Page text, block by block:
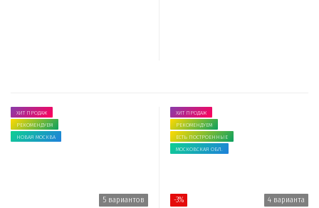
ХИТ ПРОДАЖ
РЕКОМЕНДУЕМ
НОВАЯ МОСКВА
5 вариантов
ХИТ ПРОДАЖ
РЕКОМЕНДУЕМ
ЕСТЬ ПОСТРОЕННЫЕ
МОСКОВСКАЯ ОБЛ.
-3% 4 варианта